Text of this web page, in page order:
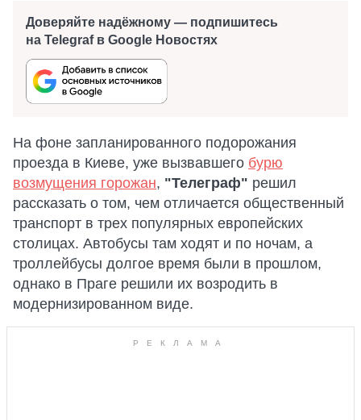
Доверяйте надёжному — подпишитесь
на Telegraf в Google Новостях
На фоне запланированного подорожания
проезда в Киеве, уже вызвавшего бурю
возмущения горожан, "Телеграф" решил
рассказать о том, чем отличается общественный
транспорт в трех популярных европейских
столицах. Автобусы там ходят и по ночам, а
троллейбусы долгое время были в прошлом,
однако в Праге решили их возродить в
модернизированном виде.